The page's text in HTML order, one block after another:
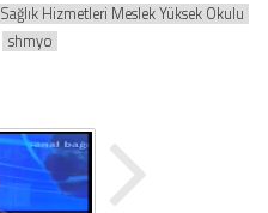
Sağlık Hizmetleri Meslek Yüksek Okulu
shmyo